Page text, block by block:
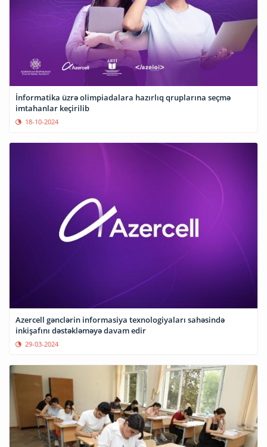
İnformatika üzrə olimpiadalara hazırlıq qruplarına seçmə
imtahanlar keçirilib
18-10-2024
Azercell gənclərin informasiya texnologiyaları sahəsində
inkişafını dəstəkləməyə davam edir
29-03-2024